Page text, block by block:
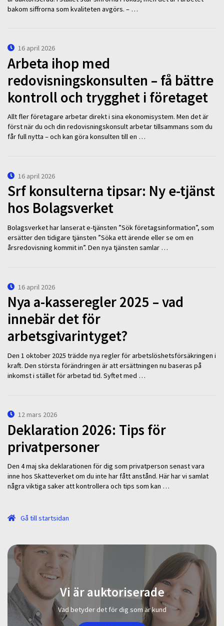
bakom siffrorna som kvaliteten avgörs. – …
16 april 2026
Arbeta ihop med
redovisningskonsulten – få bättre
kontroll och trygghet i företaget
Allt fler företagare arbetar direkt i sina ekonomisystem. Men det är
först när du och din redovisningskonsult arbetar tillsammans som du
får full nytta – och kan göra konsulten till en …
16 april 2026
Srf konsulterna tipsar: Ny e-tjänst
hos Bolagsverket
Bolagsverket har lanserat e-tjänsten ”Sök företagsinformation”, som
ersätter den tidigare tjänsten ”Söka ett ärende eller se om en
årsredovisning kommit in”. Den nya tjänsten samlar …
16 april 2026
Nya a-kasseregler 2025 – vad
innebär det för
arbetsgivarintyget?
Den 1 oktober 2025 trädde nya regler för arbetslöshetsförsäkringen i
kraft. Den största förändringen är att ersättningen nu baseras på
inkomst i stället för arbetad tid. Syftet med …
12 mars 2026
Deklaration 2026: Tips för
privatpersoner
Den 4 maj ska deklarationen för dig som privatperson senast vara
inne hos Skatteverket om du inte har fått anstånd. Här har vi samlat
några viktiga saker att kontrollera och tips som kan …
Gå till startsidan
Vi är auktoriserade
Vad betyder det för dig som är kund